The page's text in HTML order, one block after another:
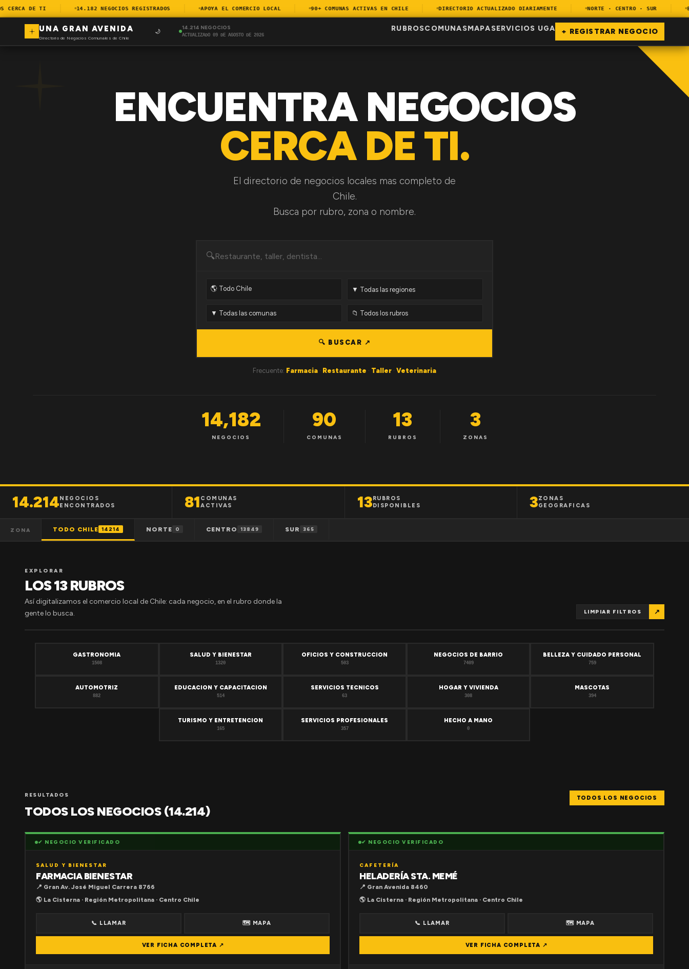
DE TI 14.182 NEGOCIOS REGISTRADOS APOYA EL COMERCIO LOCAL 90+ COMUNAS ACTIVAS EN CHILE DIRECTORIO ACTUALIZADO DIARIAMENTE NORTE · CENTRO · SUR
UNA GRAN AVENIDA
Directorio de Negocios Comunales de Chile
🌙
14.214 NEGOCIOS
ACTUALIZADO 09 DE AGOSTO DE 2026
RUBROSCOMUNASMAPASERVICIOS UGA + REGISTRAR NEGOCIO
ENCUENTRA NEGOCIOS
CERCA DE TI.
El directorio de negocios locales mas completo de
Chile.
Busca por rubro, zona o nombre.
🔍
🔍 BUSCAR ↗
Frecuente: Farmacia · Restaurante · Taller · Veterinaria
14,182
NEGOCIOS
90
COMUNAS
13
RUBROS
3
ZONAS
14.214NEGOCIOS
ENCONTRADOS
81COMUNAS
ACTIVAS
13RUBROS
DISPONIBLES
3ZONAS
GEOGRAFICAS
ZONA TODO CHILE 14214 NORTE 0 CENTRO 13849 SUR 365
EXPLORAR
LOS 13 RUBROS
Así digitalizamos el comercio local de Chile: cada negocio, en el rubro donde la
gente lo busca.
LIMPIAR FILTROS ↗
GASTRONOMIA
1508
SALUD Y BIENESTAR
1320
OFICIOS Y CONSTRUCCION
503
NEGOCIOS DE BARRIO
7409
BELLEZA Y CUIDADO PERSONAL
759
AUTOMOTRIZ
882
EDUCACION Y CAPACITACION
514
SERVICIOS TECNICOS
63
HOGAR Y VIVIENDA
308
MASCOTAS
394
TURISMO Y ENTRETENCION
165
SERVICIOS PROFESIONALES
357
HECHO A MANO
0
RESULTADOS
TODOS LOS NEGOCIOS (14.214)
TODOS LOS NEGOCIOS
✔ NEGOCIO VERIFICADO
SALUD Y BIENESTAR
FARMACIA BIENESTAR
📍 Gran Av. José Miguel Carrera 8766
🌎 La Cisterna · Región Metropolitana · Centro Chile
📞 LLAMAR 🗺 MAPA
VER FICHA COMPLETA ↗
✔ NEGOCIO VERIFICADO
CAFETERÍA
HELADERÍA STA. MEMÉ
📍 Gran Avenida 8460
🌎 La Cisterna · Región Metropolitana · Centro Chile
📞 LLAMAR 🗺 MAPA
VER FICHA COMPLETA ↗